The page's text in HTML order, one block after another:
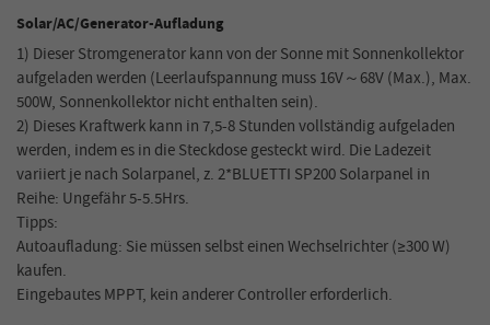
Solar/AC/Generator-Aufladung
1) Dieser Stromgenerator kann von der Sonne mit Sonnenkollektor
aufgeladen werden (Leerlaufspannung muss 16V～68V (Max.), Max.
500W, Sonnenkollektor nicht enthalten sein).
2) Dieses Kraftwerk kann in 7,5-8 Stunden vollständig aufgeladen
werden, indem es in die Steckdose gesteckt wird. Die Ladezeit
variiert je nach Solarpanel, z. 2*BLUETTI SP200 Solarpanel in
Reihe: Ungefähr 5-5.5Hrs.
Tipps:
Autoaufladung: Sie müssen selbst einen Wechselrichter (≥300 W)
kaufen.
Eingebautes MPPT, kein anderer Controller erforderlich.